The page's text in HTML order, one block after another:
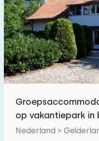
op vakantiepark in
de Veluwe
Nederland >